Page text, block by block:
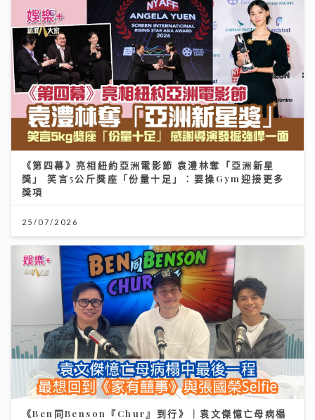
《第四幕》亮相紐約亞洲電影節 袁澧林奪「亞洲新星
獎」 笑言5公斤獎座「份量十足」：要操Gym迎接更多
獎項
25/07/2026
《Ben同Benson『Chur』到行》｜袁文傑憶亡母病榻